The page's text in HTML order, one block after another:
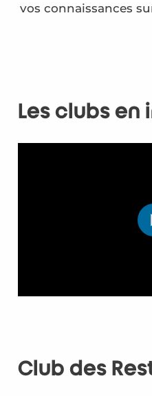
vos connaissances
Les clubs en
Club des